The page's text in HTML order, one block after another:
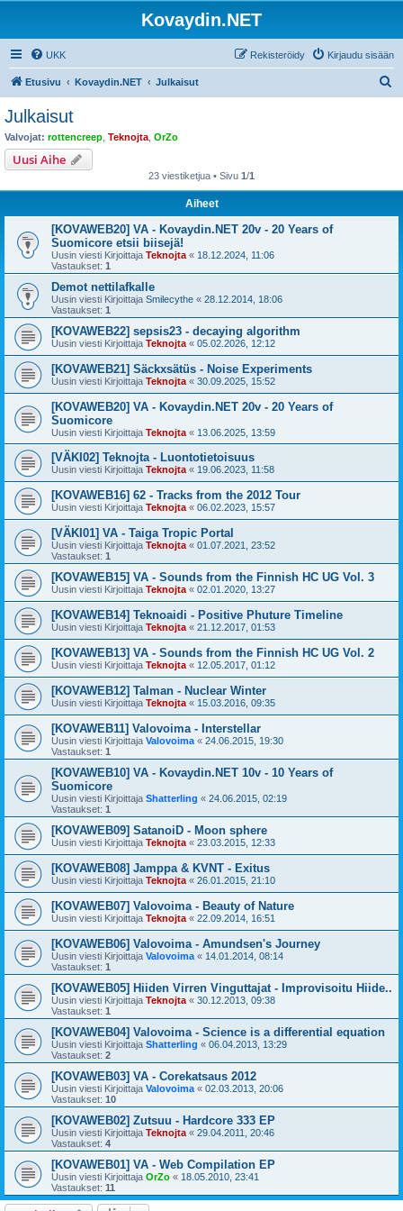
Kovaydin.NET
UKK Kirjaudu sisään
Rekisteröidy
Etusivu Kovaydin.NET Julkaisut
Julkaisut
Valvojat: rottencreep Teknojta OrZo
Uusi Aihe
23 viestiketjua • Sivu 1/1
Aiheet
[KOVAWEB20] VA - Kovaydin.NET 20v - 20 Years of
Suomicore etsii biisejä!
Uusin viesti Kirjoittaja Teknojta « 18.12.2024, 11:06
Vastaukset: 1
Demot nettilafkalle
Uusin viesti Kirjoittaja Smilecythe « 28.12.2014, 18:06
Vastaukset: 1
[KOVAWEB22] sepsis23 - decaying algorithm
Uusin viesti Kirjoittaja Teknojta « 05.02.2026, 12:12
[KOVAWEB21] Säckxsätüs - Noise Experiments
Uusin viesti Kirjoittaja Teknojta « 30.09.2025, 15:52
[KOVAWEB20] VA - Kovaydin.NET 20v - 20 Years of
Suomicore
Uusin viesti Kirjoittaja Teknojta « 13.06.2025, 13:59
[VÄKI02] Teknojta - Luontotietoisuus
Uusin viesti Kirjoittaja Teknojta « 19.06.2023, 11:58
[KOVAWEB16] 62 - Tracks from the 2012 Tour
Uusin viesti Kirjoittaja Teknojta « 06.02.2023, 15:57
[VÄKI01] VA - Taiga Tropic Portal
Uusin viesti Kirjoittaja Teknojta « 01.07.2021, 23:52
Vastaukset: 1
[KOVAWEB15] VA - Sounds from the Finnish HC UG Vol. 3
Uusin viesti Kirjoittaja Teknojta « 02.01.2020, 13:27
[KOVAWEB14] Teknoaidi - Positive Phuture Timeline
Uusin viesti Kirjoittaja Teknojta « 21.12.2017, 01:53
[KOVAWEB13] VA - Sounds from the Finnish HC UG Vol. 2
Uusin viesti Kirjoittaja Teknojta « 12.05.2017, 01:12
[KOVAWEB12] Talman - Nuclear Winter
Uusin viesti Kirjoittaja Teknojta « 15.03.2016, 09:35
[KOVAWEB11] Valovoima - Interstellar
Uusin viesti Kirjoittaja Valovoima « 24.06.2015, 19:30
Vastaukset: 1
[KOVAWEB10] VA - Kovaydin.NET 10v - 10 Years of
Suomicore
Uusin viesti Kirjoittaja Shatterling « 24.06.2015, 02:19
Vastaukset: 1
[KOVAWEB09] SatanoiD - Moon sphere
Uusin viesti Kirjoittaja Teknojta « 23.03.2015, 12:33
[KOVAWEB08] Jamppa & KVNT - Exitus
Uusin viesti Kirjoittaja Teknojta « 26.01.2015, 21:10
[KOVAWEB07] Valovoima - Beauty of Nature
Uusin viesti Kirjoittaja Teknojta « 22.09.2014, 16:51
[KOVAWEB06] Valovoima - Amundsen's Journey
Uusin viesti Kirjoittaja Valovoima « 14.01.2014, 08:14
Vastaukset: 1
[KOVAWEB05] Hiiden Virren Vinguttajat - Improvisoitu Hiide..
Uusin viesti Kirjoittaja Teknojta « 30.12.2013, 09:38
Vastaukset: 1
[KOVAWEB04] Valovoima - Science is a differential equation
Uusin viesti Kirjoittaja Shatterling « 06.04.2013, 13:29
Vastaukset: 2
[KOVAWEB03] VA - Corekatsaus 2012
Uusin viesti Kirjoittaja Valovoima « 02.03.2013, 20:06
Vastaukset: 10
[KOVAWEB02] Zutsuu - Hardcore 333 EP
Uusin viesti Kirjoittaja Teknojta « 29.04.2011, 20:46
Vastaukset: 4
[KOVAWEB01] VA - Web Compilation EP
Uusin viesti Kirjoittaja OrZo « 18.05.2010, 23:41
Vastaukset: 11